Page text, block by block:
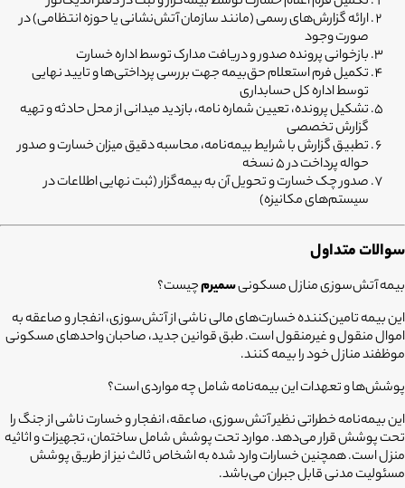
ارائه گزارش‌های رسمی (مانند سازمان آتش‌نشانی یا حوزه انتظامی) در
صورت وجود
بازخوانی پرونده صدور و دریافت مدارک توسط اداره خسارت
تکمیل فرم استعلام حق‌بیمه جهت بررسی پرداختی‌ها و تایید نهایی
توسط اداره کل حسابداری
تشکیل پرونده، تعیین شماره نامه، بازدید میدانی از محل حادثه و تهیه
گزارش تخصصی
تطبیق گزارش با شرایط بیمه‌نامه، محاسبه دقیق میزان خسارت و صدور
حواله پرداخت در 5 نسخه
صدور چک خسارت و تحویل آن به بیمه‌گزار (ثبت نهایی اطلاعات در
سیستم‌های مکانیزه)
سوالات متداول
بیمه آتش‌سوزی منازل مسکونیسمیرمچیست؟
این بیمه تامین‌کننده خسارت‌های مالی ناشی از آتش‌سوزی، انفجار و صاعقه به
اموال منقول و غیرمنقول است. طبق قوانین جدید، صاحبان واحدهای مسکونی
موظفند منازل خود را بیمه کنند.
پوشش‌ها و تعهدات این بیمه‌نامه شامل چه مواردی است؟
این بیمه‌نامه خطراتی نظیر آتش‌سوزی، صاعقه، انفجار وخسارت ناشی از جنگرا
تحت پوشش قرار می‌دهد. موارد تحت پوشش شامل ساختمان، تجهیزات و اثاثیه
منزل است. همچنین خسارات وارد شده به اشخاص ثالث نیز از طریق پوشش
مسئولیت مدنی قابل جبران می‌باشد.